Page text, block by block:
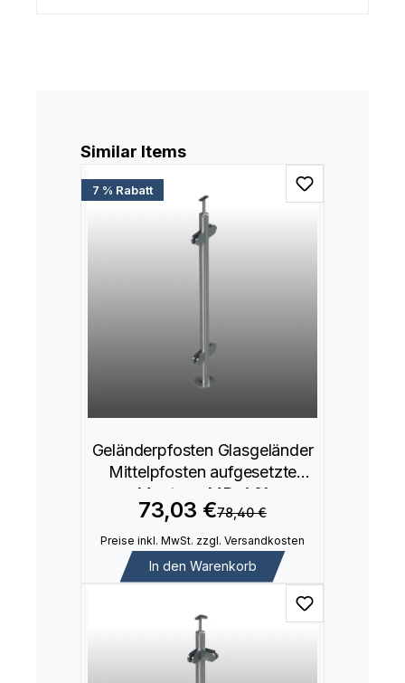
Produktgalerie überspringen
Similar Items
7 % Rabatt
Geländerpfosten Glasgeländer
Mittelpfosten aufgesetzte
Montage MD-A01
73,03 €78,40 €
Preise inkl. MwSt. zzgl. Versandkosten
In den Warenkorb